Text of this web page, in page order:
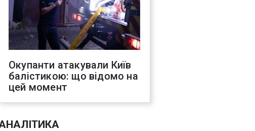
Окупанти атакували Київ
балістикою: що відомо на
цей момент